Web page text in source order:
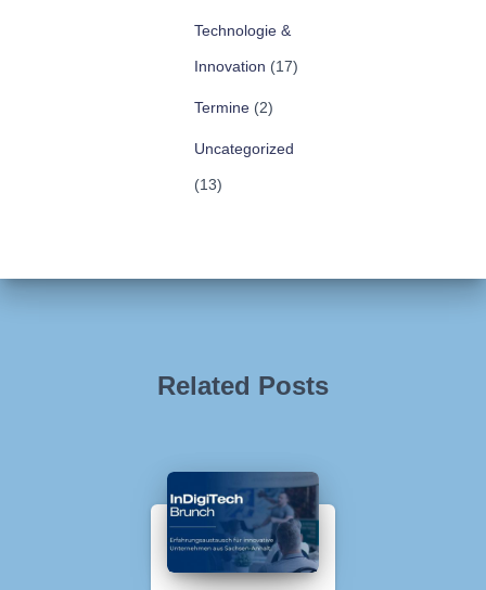
Technologie &
Innovation (17)
Termine (2)
Uncategorized
(13)
Related Posts